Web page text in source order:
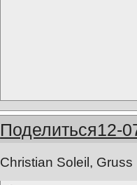
Поделиться12-
Christian Soleil,